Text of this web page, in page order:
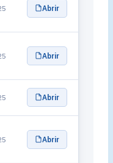
Abrir
Abrir
Abrir
Abrir